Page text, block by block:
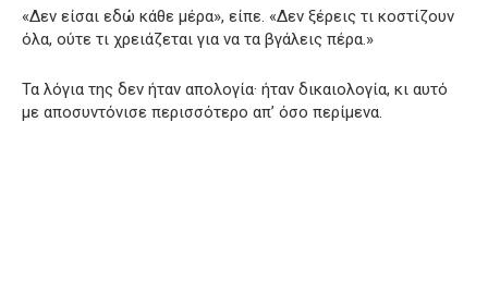
«Δεν είσαι εδώ κάθε μέρα», είπε. «Δεν ξέρεις τι κοστίζουν
όλα, ούτε τι χρειάζεται για να τα βγάλεις πέρα.»
Τα λόγια της δεν ήταν απολογία· ήταν δικαιολογία, κι αυτό
με αποσυντόνισε περισσότερο απ’ όσο περίμενα.